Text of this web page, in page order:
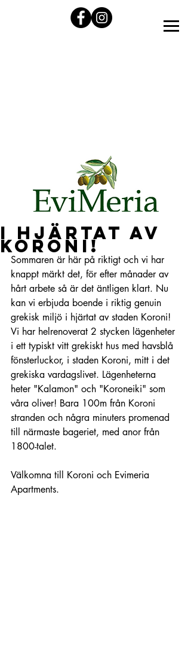
I hjärtat av
Koroni!
Sommaren är här på riktigt och vi har
knappt märkt det, för efter månader av
hårt arbete så är det äntligen klart. Nu
kan vi erbjuda boende i riktig genuin
grekisk miljö i hjärtat av staden Koroni!
Vi har helrenoverat 2 stycken lägenheter
i ett typiskt vitt grekiskt hus med havsblå
fönsterluckor, i staden Koroni, mitt i det
grekiska vardagslivet. Lägenheterna
heter "Kalamon" och "Koroneiki" som
våra oliver! Bara 100m från Koroni
stranden och några minuters promenad
till närmaste bageriet, med anor från
1800-talet.
Välkomna till Koroni och Evimeria
Apartments.